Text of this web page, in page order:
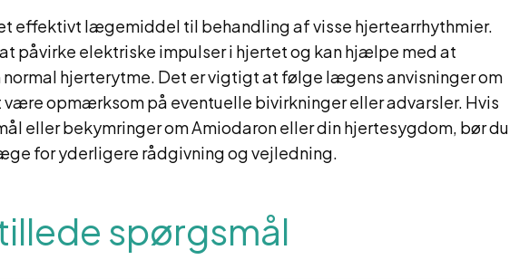
effektivt lægemiddel til behandling af visse hjertearrhythmier.
påvirke elektriske impulser i hjertet og kan hjælpe med at
hjerterytme. Det er vigtigt at følge lægens anvisninger om
opmærksom på eventuelle bivirkninger eller advarsler. Hvis
eller bekymringer om Amiodaron eller din hjertesygdom, bør du
for yderligere rådgivning og vejledning.
spørgsmål